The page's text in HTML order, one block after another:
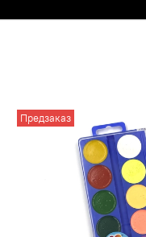
Предзаказ